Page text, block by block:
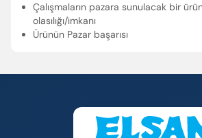
Çalışmaların pazara sunulacak bir
olasılığı/imkanı
Ürünün Pazar başarısı